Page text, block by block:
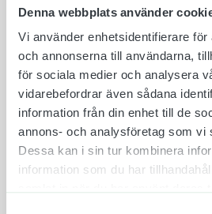
Denna webbplats använder
Vi använder enhetsidentifierare
och annonserna till användarna,
för sociala medier och analysera
vidarebefordrar även sådana
information från din enhet till de
annons- och analysföretag som vi
Dessa kan i sin tur kombinera
information som du har
mellan för att de ska passa in
Skylten monteras därefter på
väggkonsol som skruvas fast
skruv och plugg. Tack vare
det lätt att byta skyltar
Denna flaggskylt för
tydligt vart lokalens